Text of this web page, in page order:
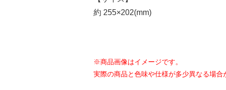
約 255×202(mm)
※商品画像はイメージです。
実際の商品と色味や仕様が多少異なる場合